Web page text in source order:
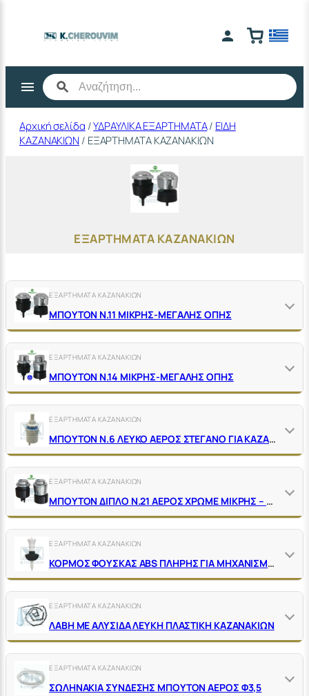
περιεχόμενο
Αρχική σελίδα /ΥΔΡΑΥΛΙΚΑ ΕΞΑΡΤΗΜΑΤΑ/ ΕΙΔΗ
ΚΑΖΑΝΑΚΙΩΝ / ΕΞΑΡΤΗΜΑΤΑ ΚΑΖΑΝΑΚΙΩΝ
ΕΞΑΡΤΗΜΑΤΑ ΚΑΖΑΝΑΚΙΩΝ
ΕΞΑΡΤΗΜΑΤΑ ΚΑΖΑΝΑΚΙΩΝ
ΜΠΟΥΤΟΝ Ν.11 ΜΙΚΡΗΣ-ΜΕΓΑΛΗΣ ΟΠΗΣ
ΕΞΑΡΤΗΜΑΤΑ ΚΑΖΑΝΑΚΙΩΝ
ΜΠΟΥΤΟΝ Ν.14 ΜΙΚΡΗΣ-ΜΕΓΑΛΗΣ ΟΠΗΣ
ΕΞΑΡΤΗΜΑΤΑ ΚΑΖΑΝΑΚΙΩΝ
ΜΠΟΥΤΟΝ Ν.6 ΛΕΥΚΟ ΑΕΡΟΣ ΣΤΕΓΑΝΟ ΓΙΑ ΚΑΖΑΝΑΚΙ ΣΤΡΟΓΓΥΛΟ
ΕΞΑΡΤΗΜΑΤΑ ΚΑΖΑΝΑΚΙΩΝ
ΜΠΟΥΤΟΝ ΔΙΠΛΟ Ν.21 ΑΕΡΟΣ ΧΡΩΜΕ ΜΙΚΡΗΣ – ΜΕΓΑΛΗΣ ΟΠΗΣ
ΕΞΑΡΤΗΜΑΤΑ ΚΑΖΑΝΑΚΙΩΝ
ΚΟΡΜΟΣ ΦΟΥΣΚΑΣ ABS ΠΛΗΡΗΣ ΓΙΑ ΜΗΧΑΝΙΣΜΟ ΑΕΡΟΣ
ΕΞΑΡΤΗΜΑΤΑ ΚΑΖΑΝΑΚΙΩΝ
ΛΑΒΗ ΜΕ ΑΛΥΣΙΔΑ ΛΕΥΚΗ ΠΛΑΣΤΙΚΗ ΚΑΖΑΝΑΚΙΩΝ
ΕΞΑΡΤΗΜΑΤΑ ΚΑΖΑΝΑΚΙΩΝ
ΣΩΛΗΝΑΚΙΑ ΣΥΝΔΕΣΗΣ ΜΠΟΥΤΟΝ ΑΕΡΟΣ Φ3,5